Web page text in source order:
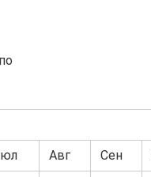
Авг Сен